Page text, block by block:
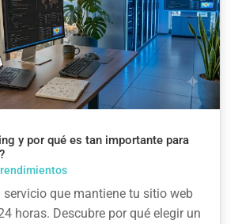
y por qué es tan importante para
servicio que mantiene tu sitio web
horas. Descubre por qué elegir un